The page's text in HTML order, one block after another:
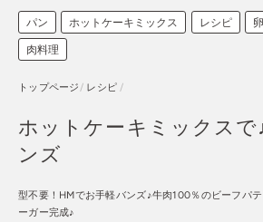
パン ホットケーキミックス レシピ 卵
肉料理
トップページ / レシピ /
ホットケーキミックスで
ンズ
型不要！HMでお手軽バンズ♪牛肉100％のビーフパ
ーガー完成♪